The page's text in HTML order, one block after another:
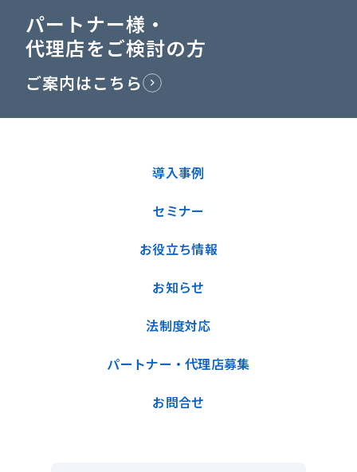
パートナー様・
代理店をご検討の方
ご案内はこちら
導入事例
セミナー
お役立ち情報
お知らせ
法制度対応
パートナー・代理店募集
お問合せ